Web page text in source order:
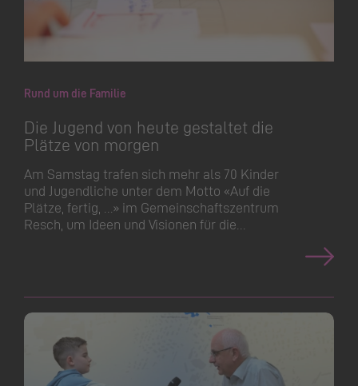
Rund um die Familie
Die Jugend von heute gestaltet die
Plätze von morgen
Am Samstag trafen sich mehr als 70 Kinder
und Jugendliche unter dem Motto «Auf die
Plätze, fertig, …» im Gemeinschaftszentrum
Resch, um Ideen und Visionen für die…